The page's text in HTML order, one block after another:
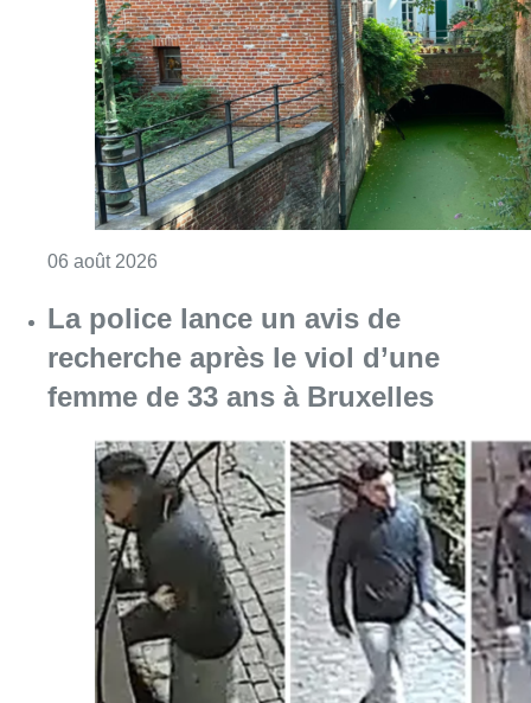
06 août 2026
La police lance un avis de
recherche après le viol d’une
femme de 33 ans à Bruxelles